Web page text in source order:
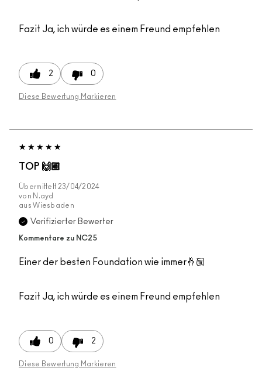
Fazit Ja, ich würde es einem Freund empfehlen
2 0
Diese Bewertung Markieren
TOP 🙌🏼
Übermittelt 23/04/2024
von N.ayd
aus Wiesbaden
Verifizierter Bewerter
Kommentare zu NC25
Einer der besten Foundation wie immer🤞🏼
Fazit Ja, ich würde es einem Freund empfehlen
0 2
Diese Bewertung Markieren